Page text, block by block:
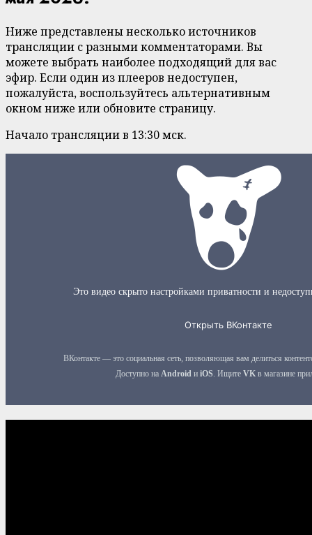
Ниже представлены несколько источников
трансляции с разными комментаторами. Вы
можете выбрать наиболее подходящий для вас
эфир. Если один из плееров недоступен,
пожалуйста, воспользуйтесь альтернативным
окном ниже или обновите страницу.
Начало трансляции в 13:30 мск.